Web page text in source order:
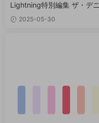
Lightning特別編集 ザ・デニ
ムバイブル PDF
2025-05-30